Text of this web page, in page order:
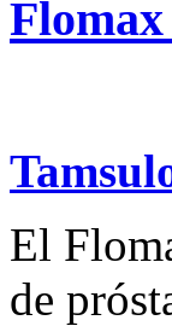
Flomax
El
de